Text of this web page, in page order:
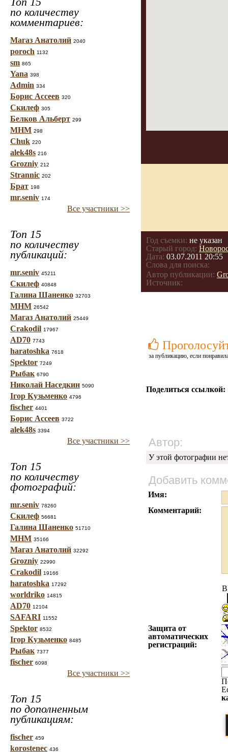
по количеству
комментариев:
Магаз Анатолий 2040
poroch 1132
sm 865
Yana 398
Admin 334
Борис Ассеев 320
Скилеф 305
Белков Альберт 299
МНМ 298
Chuk 220
alek48s 216
Grozniy 212
Strannic 202
Брат 198
mr.seniv 174
Все участники >>
Топ 15
по количеству
публикаций:
mr.seniv 45211
Скилеф 40848
Галина Шаненко 32703
МНМ 26542
Магаз Анатолий 25449
Crakodil 17967
AD70 7743
haratoshka 7618
Spektor 7249
Рыбак 6790
Николай Наседкин 5090
Ігор Кузьменко 4796
fischer 4401
Борис Ассеев 3722
alek48s 3394
Все участники >>
Топ 15
по количеству
фотографий:
mr.seniv 78260
Скилеф 56681
Галина Шаненко 51710
МНМ 35166
Магаз Анатолий 32292
Grozniy 22990
Crakodil 19166
haratoshka 17292
worldriko 14815
AD70 12104
SAFARI 11552
Spektor 8532
Ігор Кузьменко 8485
Рыбак 7377
fischer 6098
Все участники >>
Топ 15
по дополненным
публикациям:
fischer 459
korostenec 436
Год съемки: не указан
Старый город:
Дата: 03.07.2011 20:55
Слова для поиска:
Автор публикации:
Источник:
за публикацию, если
Поделиться ссылкой:
Автор:
У этой фотографии
Добавить
Имя:
Комментарий:
Защита от
автоматических
регистраций: